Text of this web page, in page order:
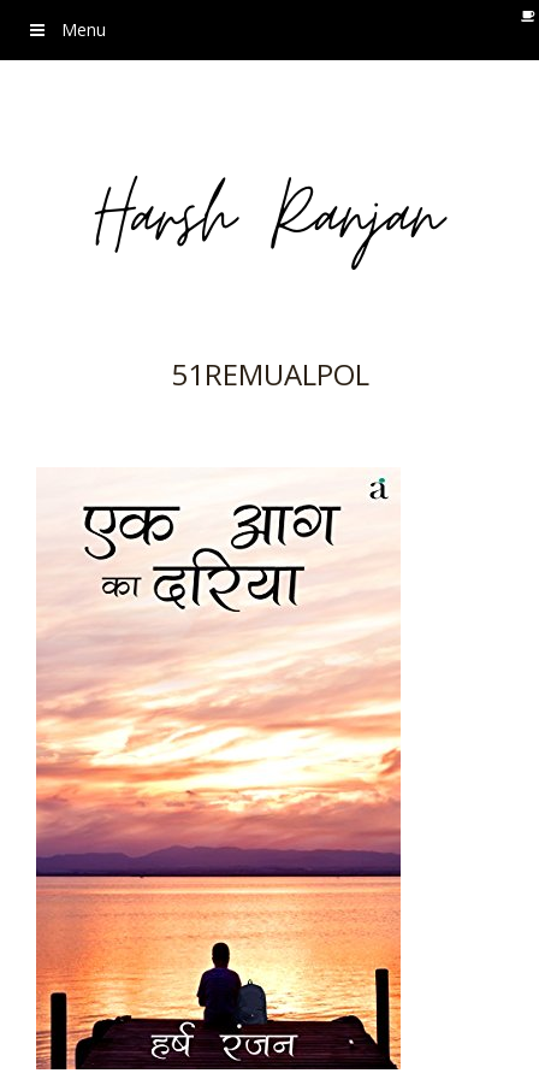
Menu
51REMUALPOL